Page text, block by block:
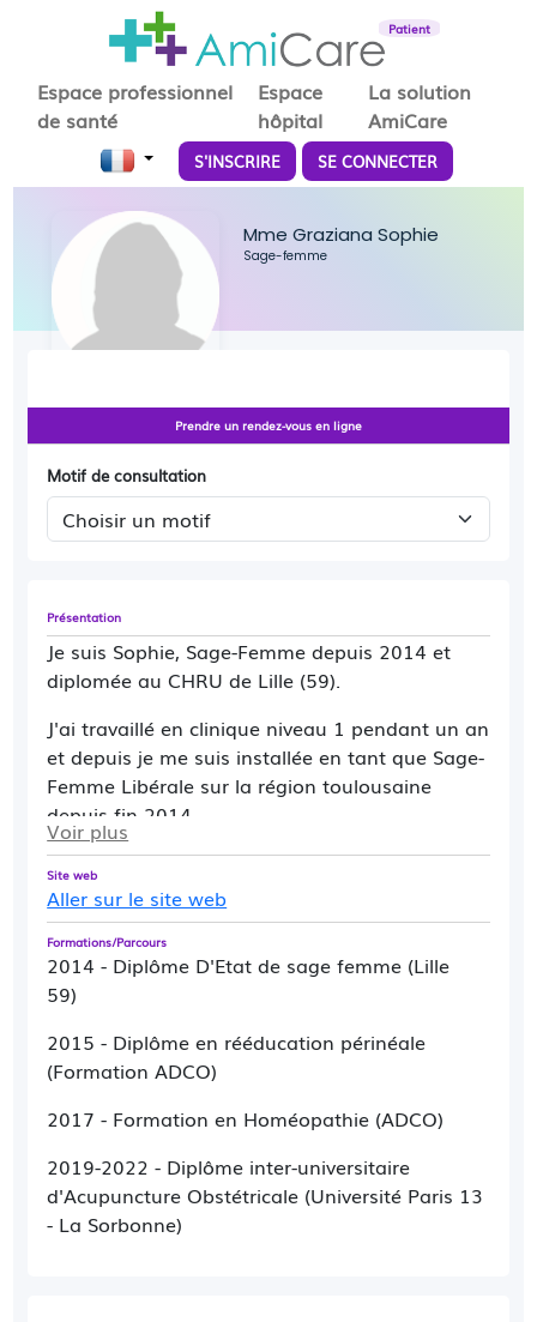
Patient
Espace professionnel
de santé
Espace
hôpital
La solution
AmiCare
S'INSCRIRE SE CONNECTER
Mme Graziana Sophie
Sage-femme
Présentation
Je suis Sophie, Sage-Femme depuis 2014 et
diplomée au CHRU de Lille (59).
J'ai travaillé en clinique niveau 1 pendant un an
et depuis je me suis installée en tant que Sage-
Femme Libérale sur la région toulousaine
depuis fin 2014.
J'ai commencé en tant que remplaçante au
sein d'un cabinet sur l'Union puis je suis
devenue collaboratrice en 2017. En Janvier
2022, je prend mon envol et m'installe en
partenariat avec une consœur échographiste.
j'ai obtenu en 2022 un DIU (Diplome Inter-
Universitaire) en acupuncture à l'université de
Bobigny.
J'ai également suivi diverses formations en
Micro-Nutrition et en Homéopathie.
Voir plus
Site web
Aller sur le site web
Formations/Parcours
2014 - Diplôme D'Etat de sage femme (Lille
59)
2015 - Diplôme en rééducation périnéale
(Formation ADCO)
2017 - Formation en Homéopathie (ADCO)
2019-2022 - Diplôme inter-universitaire
d'Acupuncture Obstétricale (Université Paris 13
- La Sorbonne)
Prendre un rendez-vous en ligne
Motif de consultation